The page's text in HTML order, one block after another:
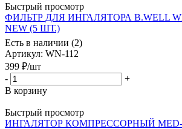
Быстрый просмотр
ФИЛЬТР ДЛЯ ИНГАЛЯТОРА B.WELL
NEW (5 ШТ.)
Есть в наличии (2)
Артикул: WN-112
399 ₽/шт
-
+
В корзину
Быстрый просмотр
ИНГАЛЯТОР КОМПРЕССОРНЫЙ MED-